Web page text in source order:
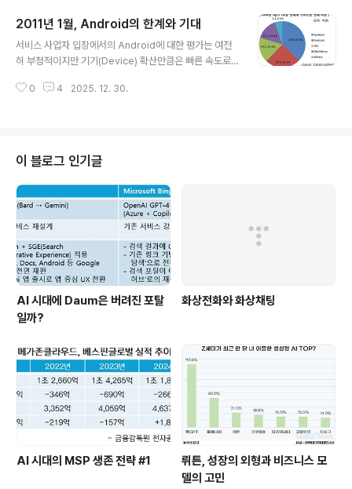
그것을 무시한다는 것을 받아드리기 힘들었다. 이러한 Mul
ti Screen Device들에 대한 해석은 오랫동안 모바일 산
업을 지배하였고 지금까지 사용되고 있다. 최근에는 'N-S
-Screen에서 Screen이 좀 더 다양해진 개념으로 사용
2011년 1월, Android의 한계와 기대
서비스 사업자 입장에서의 Android에 대한 평가는 여전
히 부정적이지만 기기(Device) 확산만큼은 빠른 속도로
는만큼 관련한 보고서들과 데이터들이 넘쳐나고 있다. 북
아직까지 다른 모바일 OS와의 상대적인 비교는 왜곡된 Vi
ew를 만들어 낼 수 있다. Android 에코시스템만을 기반
으로 한 보고서 중 의미있는 몇가지만 정리하여 이를 공유
해보고자 한다. 다양한 수치들을 Fact만으로 건조하게 받
아드리기를 바란다. Android Device는 2009년 590
만대, ..
0 4 2025. 12. 30.
이 블로그 인기글
AI 시대에 Daum은 버려진 포탈
일까?
화상전화와 화상채팅
AI 시대의 MSP 생존 전략 #1
뤼튼, 성장의 외형과 비즈니스 모
델의 고민